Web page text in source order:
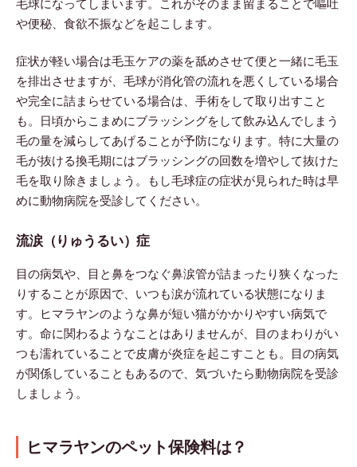
毛球になってしまいます。これがそのまま留まることで嘔吐
や便秘、食欲不振などを起こします。
症状が軽い場合は毛玉ケアの薬を舐めさせて便と一緒に毛玉
を排出させますが、毛球が消化管の流れを悪くしている場合
や完全に詰まらせている場合は、手術をして取り出すこと
も。日頃からこまめにブラッシングをして飲み込んでしまう
毛の量を減らしてあげることが予防になります。特に大量の
毛が抜ける換毛期にはブラッシングの回数を増やして抜けた
毛を取り除きましょう。もし毛球症の症状が見られた時は早
めに動物病院を受診してください。
流涙（りゅうるい）症
目の病気や、目と鼻をつなぐ鼻涙管が詰まったり狭くなった
りすることが原因で、いつも涙が流れている状態になりま
す。ヒマラヤンのような鼻が短い猫がかかりやすい病気で
す。命に関わるようなことはありませんが、目のまわりがい
つも濡れていることで皮膚が炎症を起こすことも。目の病気
が関係していることもあるので、気づいたら動物病院を受診
しましょう。
ヒマラヤンのペット保険料は？